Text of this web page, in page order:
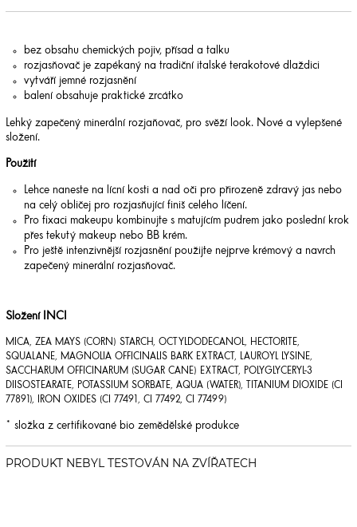
bez obsahu chemických pojiv, přísad a talku
rozjasňovač je zapékaný na tradiční italské terakotové dlaždici
vytváří jemné rozjasnění
balení obsahuje praktické zrcátko
Lehký zapečený minerální rozjaňovač, pro svěží look. Nové a vylepšené
složení.
Použití
Lehce naneste na lícní kosti a nad oči pro přirozeně zdravý jas nebo
na celý obličej pro rozjasňující finiš celého líčení.
Pro fixaci makeupu kombinujte s matujícím pudrem jako poslední krok
přes tekutý makeup nebo BB krém.
Pro ještě intenzivnější rozjasnění použijte nejprve krémový a navrch
zapečený minerální rozjasňovač.
Složení INCI
MICA, ZEA MAYS (CORN) STARCH, OCTYLDODECANOL, HECTORITE,
SQUALANE, MAGNOLIA OFFICINALIS BARK EXTRACT, LAUROYL LYSINE,
SACCHARUM OFFICINARUM (SUGAR CANE) EXTRACT, POLYGLYCERYL-3
DIISOSTEARATE, POTASSIUM SORBATE, AQUA (WATER), TITANIUM DIOXIDE (CI
77891), IRON OXIDES (CI 77491, CI 77492, CI 77499)
* složka z certifikované bio zemědělské produkce